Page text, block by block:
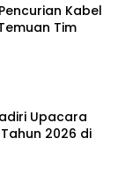
Kabel
Tim
Upacara
2026 di